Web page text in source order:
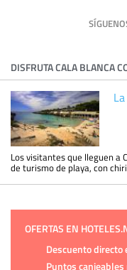
adicional y detallada
política de privacidad
DISFRUTA CALA BLANCA
Los visitantes que lleguen a
de turismo de playa, con
OFERTAS EN
Descuento directo
Puntos